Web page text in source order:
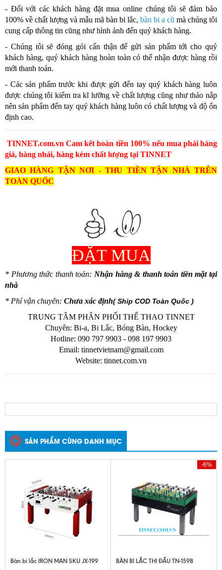
- Đối với các khách hàng đặt mua online chúng tôi sẽ đảm bảo
100% về chất lượng và mẫu mã bàn bi lắc, bàn bi a cũ mà chúng tôi
cung cấp thông tin cũng như hình ảnh đến quý khách hàng.
- Chúng tôi sẽ đóng gói cẩn thận để gửi sản phẩm tới cho quý
khách hàng, quý khách hàng hoàn toàn có thể nhận được hàng rồi
mới thanh toán.
- Các sản phẩm trước khi được gửi đến tay quý khách hàng luôn
được chúng tôi kiểm tra kĩ lưỡng về chất lượng cũng như tháo nắp
nên sản phẩm đến tay quý khách hàng luôn có chất lượng và độ ổn
định cao.
TINNET.com.vn Cam kết hoàn tiền 100% nếu mua phải hàng
giả, hàng nhái, hàng kém chất lượng tại TINNET
GIAO HÀNG TẬN NƠI - THU TIỀN TẬN NHÀ TRÊN
TOÀN QUỐC
ĐẶT MUA
* Phương thức thanh toán: Nhận hàng & thanh toán tiền mặt tại
nhà
* Phí vận chuyển: Chưa xác định( Ship COD Toàn Quốc )
TRUNG TÂM PHÂN PHỐI THỂ THAO TINNET
Chuyên: Bi-a, Bi Lắc, Bóng Bàn, Hockey
Hotline: 090 797 9903 - 098 197 9903
Email: tinnetvietnam@gmail.com
Website: tinnet.com.vn
SẢN PHẨM CÙNG DANH MỤC
Bàn bi lắc IRON MAN SKU JX-199 BÀN BI LẮC THI ĐẤU TN-159B
-6%